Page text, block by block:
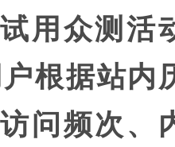
用众测活
根据站内
问频次、